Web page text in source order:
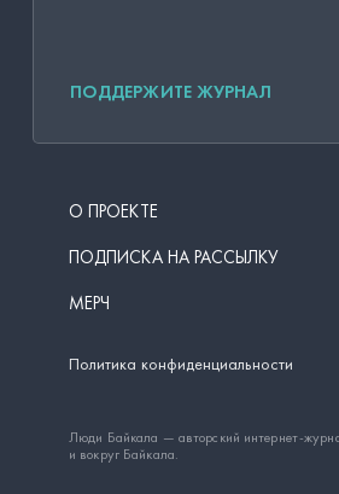
ПОДДЕРЖИТЕ ЖУРНАЛ
О ПРОЕКТЕ
ПОДПИСКА НА РАССЫЛКУ
МЕРЧ
Политика конфиденциальности
Люди Байкала — авторский интернет-
и вокруг Байкала.